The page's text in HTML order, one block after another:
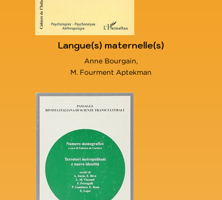
Langue(s) maternelle(s)
Anne Bourgain,
M. Fourment Aptekman